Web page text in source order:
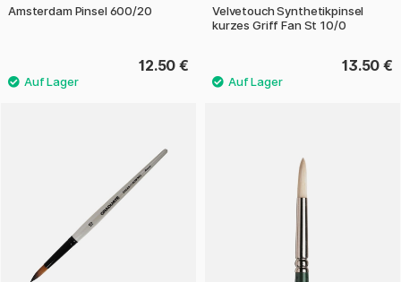
Amsterdam Pinsel 600/20
12.50 €
Velvetouch Synthetikpinsel
kurzes Griff Fan St 10/0
13.50 €